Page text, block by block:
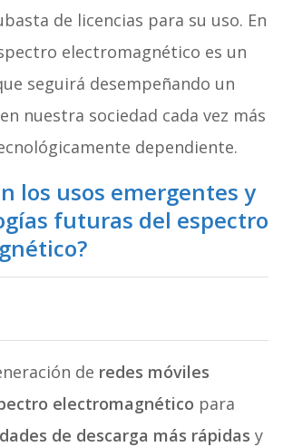
de licencias para su uso. En
electromagnético es un
seguirá desempeñando un
nuestra sociedad cada vez más
dependiente.
los usos emergentes y
futuras del espectro
de redes móviles
electromagnético para
de descarga más rápidas y